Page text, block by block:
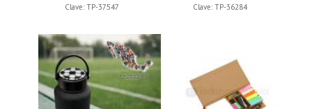
Clave: TP-37547 Clave: TP-36284